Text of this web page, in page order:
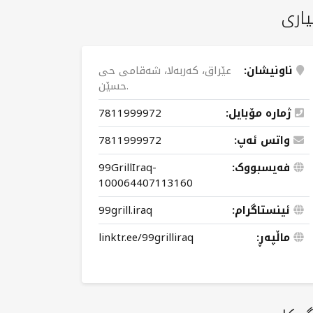
ناونیشان: عێراق، کەربەلا، شەقامی حی
حسێن.
ژمارە مۆبایل:
7811999972
واتس ئەپ:
7811999972
فەیسبووک:
99GrillIraq-
100064407113160
ئینستاگرام:
99grill.iraq
ماڵپەڕ:
linktr.ee/99grilliraq